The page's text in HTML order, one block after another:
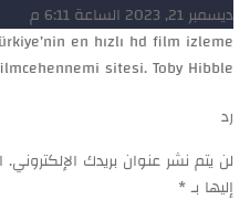
ديسمبر 21, 2023 الساعة 6:11 م
en hızlı hd film izleme
sitesi. Toby Hibble
رد
لن يتم نشر عنوان بريدك الإلكتروني.
إليها بـ*